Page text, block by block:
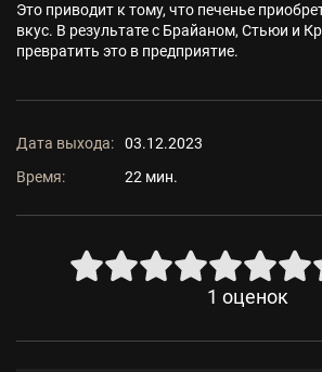
Это приводит к тому, что печенье
вкус. В результате с Брайаном, Стьюи и
превратить это в предприятие.
Дата выхода:
03.12.2023
Время:
22 мин.
1 оценок